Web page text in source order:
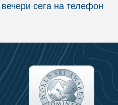
сега на телефон